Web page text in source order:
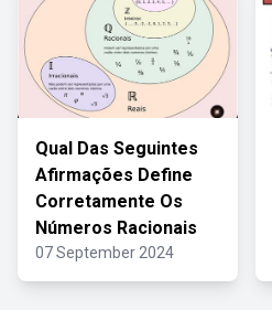
Qual Das Seguintes
Afirmações Define
Corretamente Os
Números Racionais
07 September 2024